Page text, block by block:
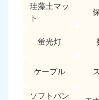
珪藻土マッ
ト
蛍光灯
ケーブル
ソフトバン
9:00〜19:00 年中無
長崎県
050-1880-9891